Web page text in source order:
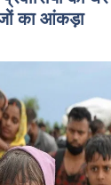
का आंकड़ा